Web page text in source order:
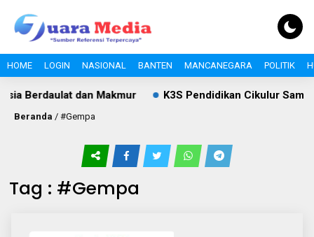
HOME LOGIN NASIONAL BANTEN MANCANEGARA POLITIK
Berdaulat dan Makmur K3S Pendidikan Cikulur
Beranda / #Gempa
Tag : #Gempa